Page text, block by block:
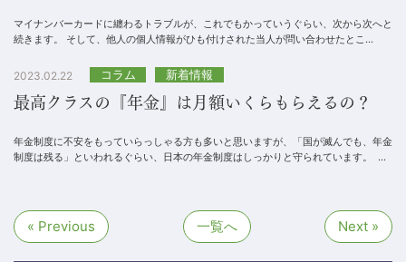
マイナンバーカードに纏わるトラブルが、これでもかっていうぐらい、次から次へと
続きます。 そして、他人の個人情報がひも付けされた当人が問い合わせたとこ
2023.02.22 コラム 新着情報
最高クラスの『年金』は月額いくらもらえるの？
年金制度に不安をもっていらっしゃる方も多いと思いますが、「国が滅んでも、年金
制度は残る」といわれるぐらい、日本の年金制度はしっかりと守られています。 と
« Previous 一覧へ Next »